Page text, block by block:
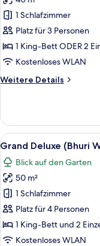
Zimmer
(Bhuri
Wing)
anzeigen
1 Schlafzimmer
Platz für 3 Personen
1 King-Bett ODER 2
Kostenloses WLAN
Weitere Details
Weitere
Zimmer
(Bhuri
Wing)
Alle
Fotos
für
Grand
Deluxe
(Bhuri
Wing)
anzeigen
6
Grand Deluxe (Bhuri
Blick auf den Garten
50 m²
1 Schlafzimmer
Platz für 4 Personen
1 King-Bett und 2
Kostenloses WLAN